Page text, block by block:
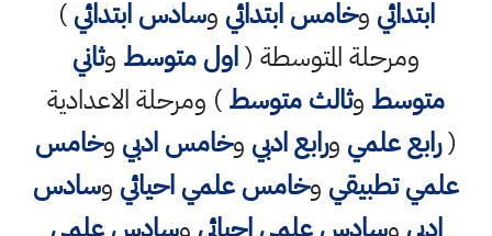
ابتدائي وخامس ابتدائي وسادس ابتدائي)
ومرحلة المتوسطة (اول متوسط وثاني
متوسط وثالث متوسط) ومرحلة الاعدادية
(رابع علمي ورابع ادبي وخامس ادبي وخامس
علمي تطبيقي وخامس علمي احيائي وسادس